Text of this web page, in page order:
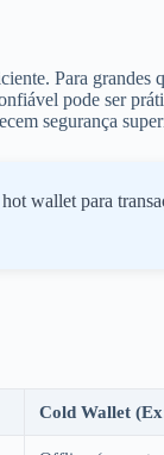
Para
pode ser
segurança
wallet para
Cold Wallet